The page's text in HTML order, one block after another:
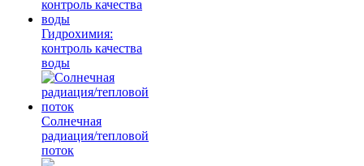
Гидрохимия:
контроль качества
воды
Солнечная
радиация/тепловой
поток